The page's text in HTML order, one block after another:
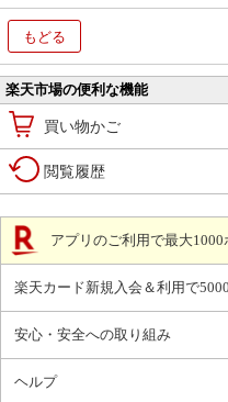
もどる
楽天市場の便利な機能
買い物かご
閲覧履歴
アプリのご利用で最大1000
楽天カード新規入会＆利用で
安心・安全への取り組み
ヘルプ